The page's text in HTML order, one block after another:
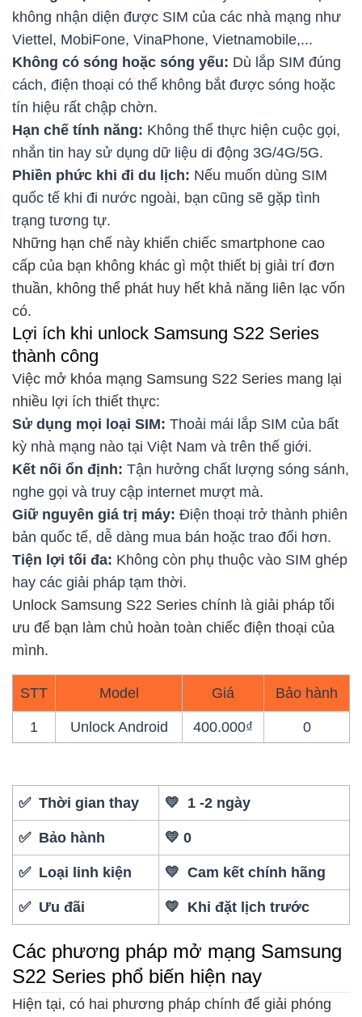
không nhận diện được SIM của các nhà mạng như
Viettel, MobiFone, VinaPhone, Vietnamobile,...
Không có sóng hoặc sóng yếu: Dù lắp SIM đúng
cách, điện thoại có thể không bắt được sóng hoặc
tín hiệu rất chập chờn.
Hạn chế tính năng: Không thể thực hiện cuộc gọi,
nhắn tin hay sử dụng dữ liệu di động 3G/4G/5G.
Phiền phức khi đi du lịch: Nếu muốn dùng SIM
quốc tế khi đi nước ngoài, bạn cũng sẽ gặp tình
trạng tương tự.
Những hạn chế này khiến chiếc smartphone cao
cấp của bạn không khác gì một thiết bị giải trí đơn
thuần, không thể phát huy hết khả năng liên lạc vốn
có.
Lợi ích khi unlock Samsung S22 Series
thành công
Việc mở khóa mạng Samsung S22 Series mang lại
nhiều lợi ích thiết thực:
Sử dụng mọi loại SIM: Thoải mái lắp SIM của bất
kỳ nhà mạng nào tại Việt Nam và trên thế giới.
Kết nối ổn định: Tận hưởng chất lượng sóng sánh,
nghe gọi và truy cập internet mượt mà.
Giữ nguyên giá trị máy: Điện thoại trở thành phiên
bản quốc tế, dễ dàng mua bán hoặc trao đổi hơn.
Tiện lợi tối đa: Không còn phụ thuộc vào SIM ghép
hay các giải pháp tạm thời.
Unlock Samsung S22 Series chính là giải pháp tối
ưu để bạn làm chủ hoàn toàn chiếc điện thoại của
mình.
STT Model Giá Bảo hành
1 Unlock Android 400.000₫ 0
✅ Thời gian thay 💛 1 -2 ngày
✅ Bảo hành 💛 0
✅ Loại linh kiện 💛 Cam kết chính hãng
✅ Ưu đãi 💛 Khi đặt lịch trước
Các phương pháp mở mạng Samsung
S22 Series phổ biến hiện nay
Hiện tại, có hai phương pháp chính để giải phóng